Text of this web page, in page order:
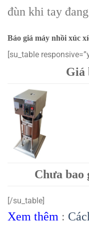
đùn khi tay
Báo giá máy nhồi xúc
[su_table
Giá
Chưa bao
[/su_table]
Xem thêm :